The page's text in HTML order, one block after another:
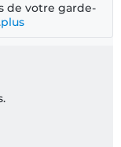
de votre garde-
plus